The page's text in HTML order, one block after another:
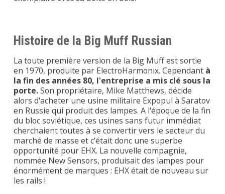
Histoire de la Big Muff Russian
La toute première version de la Big Muff est sortie
en 1970, produite par ElectroHarmonix. Cependant à
la fin des années 80, l'entreprise a mis clé sous la
porte.Son propriétaire, Mike Matthews, décide
alors d'acheter une usine militaire Expopul à Saratov
en Russie qui produit des lampes. A l'époque de la fin
du bloc soviétique, ces usines sans futur immédiat
cherchaient toutes à se convertir vers le secteur du
marché de masse et c'était donc une superbe
opportunité pour EHX. La nouvelle compagnie,
nommée New Sensors, produisait des lampes pour
énormément de marques : EHX était de nouveau sur
les rails !